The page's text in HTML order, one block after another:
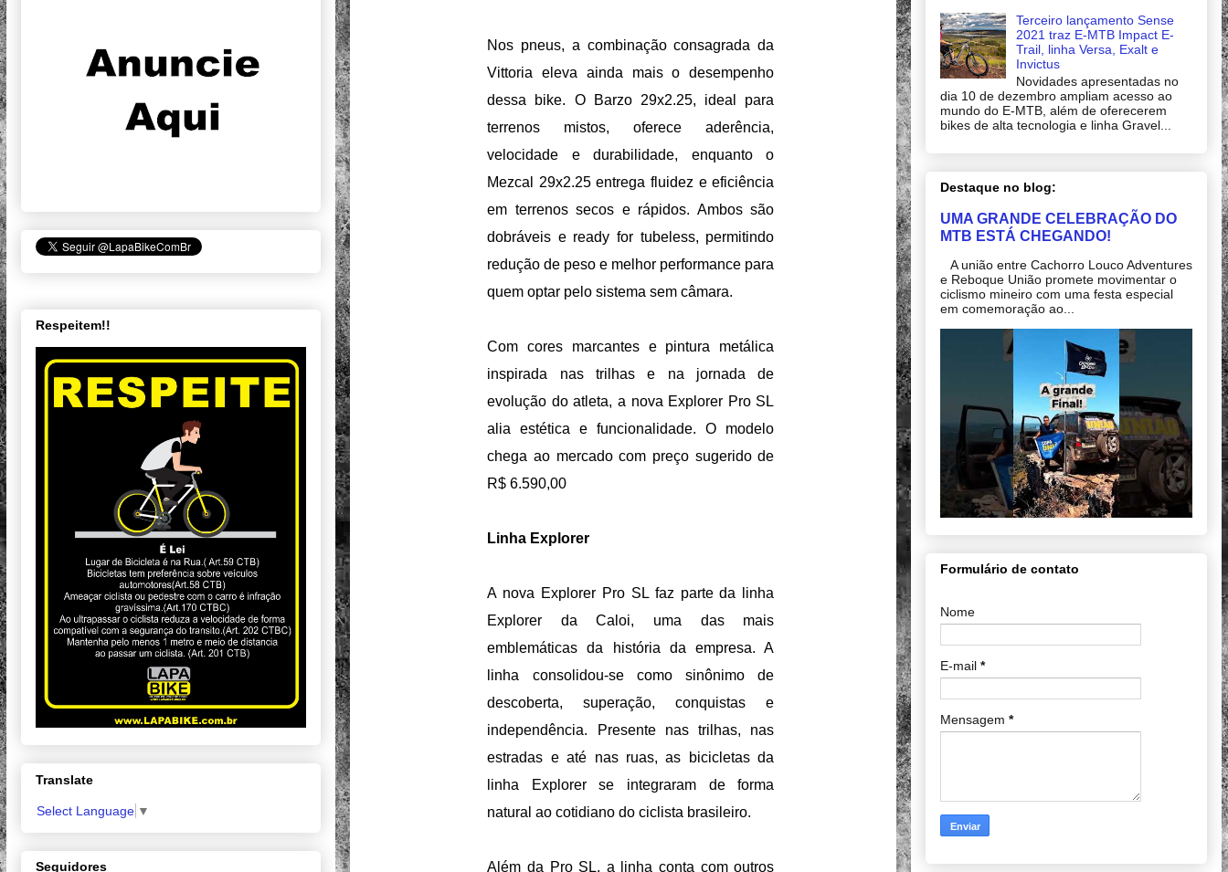
Nos pneus, a combinação consagrada da
Vittoria eleva ainda mais o desempenho
dessa bike. O Barzo 29x2.25, ideal para
terrenos mistos, oferece aderência,
velocidade e durabilidade, enquanto o
Mezcal 29x2.25 entrega fluidez e eficiência
em terrenos secos e rápidos. Ambos são
dobráveis e ready for tubeless, permitindo
redução de peso e melhor performance para
quem optar pelo sistema sem câmara.
Com cores marcantes e pintura metálica
inspirada nas trilhas e na jornada de
evolução do atleta, a nova Explorer Pro SL
alia estética e funcionalidade. O modelo
chega ao mercado com preço sugerido de
R$ 6.590,00
Linha Explorer
A nova Explorer Pro SL faz parte da linha
Explorer da Caloi, uma das mais
emblemáticas da história da empresa. A
linha consolidou-se como sinônimo de
descoberta, superação, conquistas e
independência. Presente nas trilhas, nas
estradas e até nas ruas, as bicicletas da
linha Explorer se integraram de forma
natural ao cotidiano do ciclista brasileiro.
Além da Pro SL, a linha conta com outros
Respeitem!!
Translate
Select Language ▼
Seguidores
Terceiro lançamento Sense
2021 traz E-MTB Impact E-
Trail, linha Versa, Exalt e
Invictus
Novidades apresentadas no
dia 10 de dezembro ampliam acesso ao
mundo do E-MTB, além de oferecerem
bikes de alta tecnologia e linha Gravel...
Destaque no blog:
UMA GRANDE CELEBRAÇÃO DO
MTB ESTÁ CHEGANDO!
A união entre Cachorro Louco Adventures
e Reboque União promete movimentar o
ciclismo mineiro com uma festa especial
em comemoração ao...
Formulário de contato
Nome
E-mail *
Mensagem *